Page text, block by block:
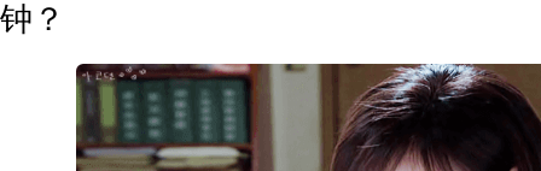
钟？